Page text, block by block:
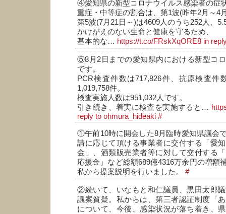
④愛知県の新型コロナウイルス感染者の症
重症・中等症の割合は、第1波(昨年2月～4
第5波(7月21日～)は4609人のうち252人、
かけがえのない生命と健康を守るため、
基本的な… https://t.co/FRskXqORE8 in
⑤8月2日までの愛知県内における新型コ
です。
PCR検査件数は717,826件、抗原検査件
1,019,758件。
検査実施人数は951,032人です。
引き続き、着実に検査を実施すると…
reply to ohmura_hideaki #
①午前10時に開会した8月臨時愛知県議会
請に応じて頂ける事業者に交付する「愛
金」、酒類販売業者等に対して交付する
応援金」など総額689億4316万余円の増額
私から提案説明を行いました。 #
②続いて、いなもと和仁議員、黒田太郎
議案質疑。私からは、第三者認証制度「
について、今後、感染状況が落ち着き、